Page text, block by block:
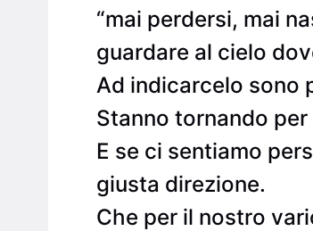
“mai perdersi, mai
guardare al cielo
Ad indicarcelo sono
Stanno tornando
E se ci sentiamo
giusta direzione.
Che per il nostro